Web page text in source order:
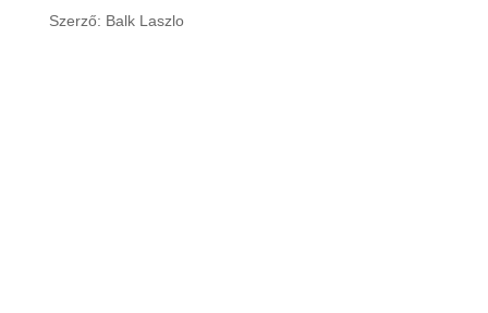
Szerző: Balk Laszlo